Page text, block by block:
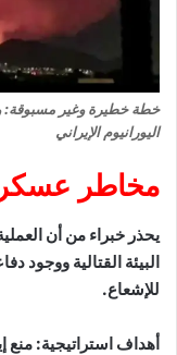
خطة خطيرة وغير مسبوقة:
اليورانيوم الإيراني
مخاطر
يحذر خبراء من أن
البيئة القتالية ووجود
للإشعاع.
أهداف استراتيجية: منع